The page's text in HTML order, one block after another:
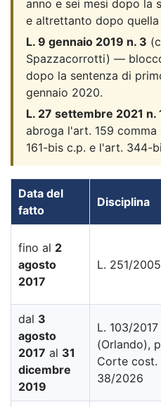
anno e sei mesi dopo la
e altrettanto dopo
L. 9 gennaio 2019 n. 3
Spazzacorrotti) —
dopo la sentenza di
gennaio 2020.
L. 27 settembre 2021 n.
abroga l'art. 159
161-bis c.p. e l'art. 344-
Data del
fatto
Disciplina
fino al 2
agosto
2017
L. 251/2005
dal 3
agosto
2017 al 31
dicembre
2019
L. 103/2017
(Orlando),
Corte cost.
38/2026